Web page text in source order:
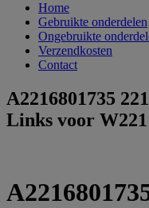
Home
Gebruikte onderdelen
Ongebruikte
Verzendkosten
Contact
A2216801735
Links voor W221